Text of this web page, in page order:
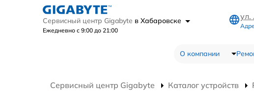
Сервисный центр Gigabyte в Хабаровске
Ежедневно с 9:00 до 21:00
ул.
О компании
Сервисный центр Gigabyte Каталог устройств